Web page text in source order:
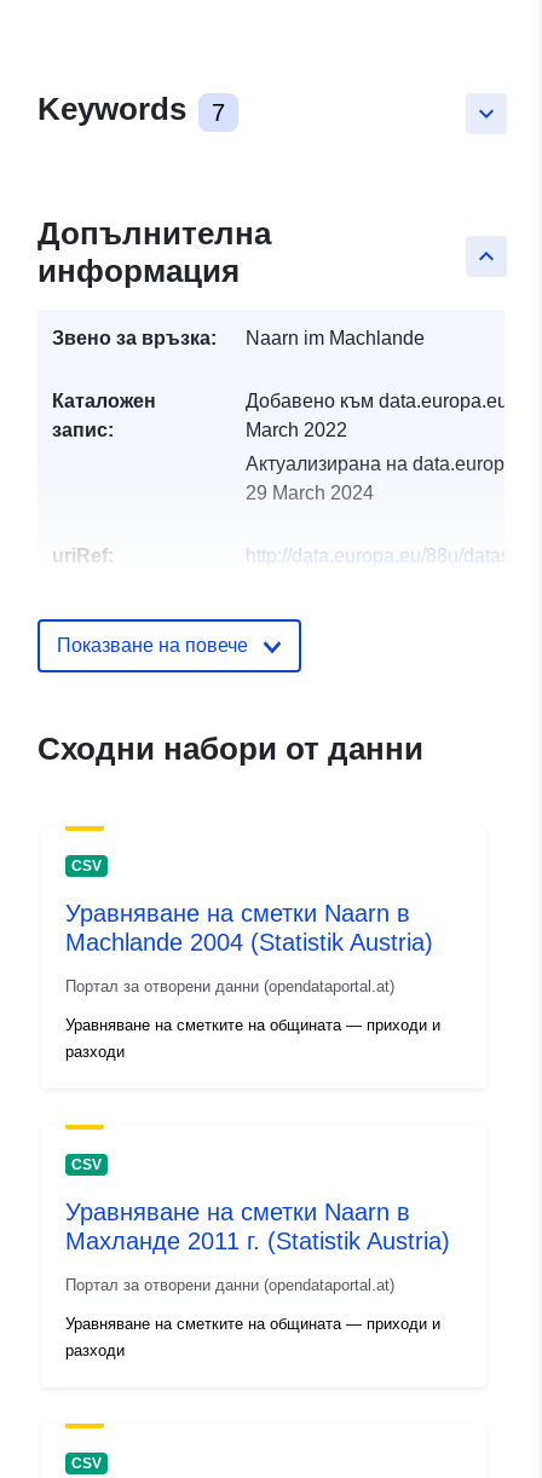
keyboard_arrow_down
Keywords 7
keyboard_arrow_up
Допълнителна
информация
Звено за връзка: Naarn im Machlande
Каталожен
запис:
Добавено към data.europa.eu:
March 2022
Актуализирана на
29 March 2024
uriRef:
http://data.europa.eu/88u/
Показване на повече
Сходни набори от данни
CSV
Уравняване на сметки Naarn в
Machlande 2004 (Statistik Austria)
Портал за отворени данни (opendataportal.at)
Уравняване на сметките на общината — приходи и
разходи
CSV
Уравняване на сметки Naarn в
Махланде 2011 г. (Statistik Austria)
Портал за отворени данни (opendataportal.at)
Уравняване на сметките на общината — приходи и
разходи
CSV